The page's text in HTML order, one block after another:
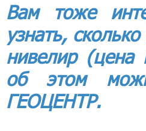
Вам тоже
узнать,
нивелир (цена
об этом
ГЕОЦЕНТР.